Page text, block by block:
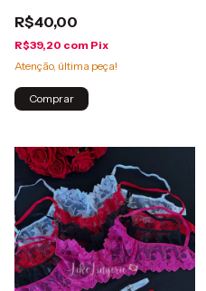
R$40,00
R$39,20 com Pix
Atenção, última peça!
Comprar